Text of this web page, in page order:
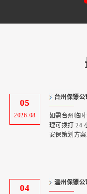
05
2026-08
台州保镖
服务首选 —
如需台州临
理可拨打 24
安保策划方案
04
温州保镖公